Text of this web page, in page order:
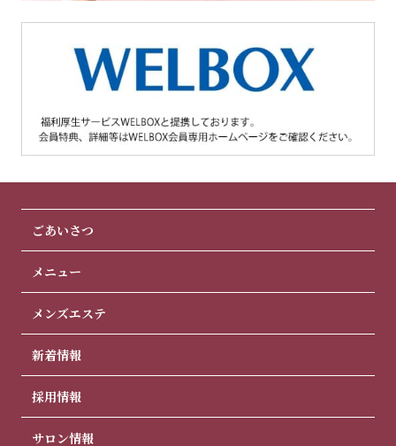
ごあいさつ
メニュー
メンズエステ
新着情報
採用情報
サロン情報